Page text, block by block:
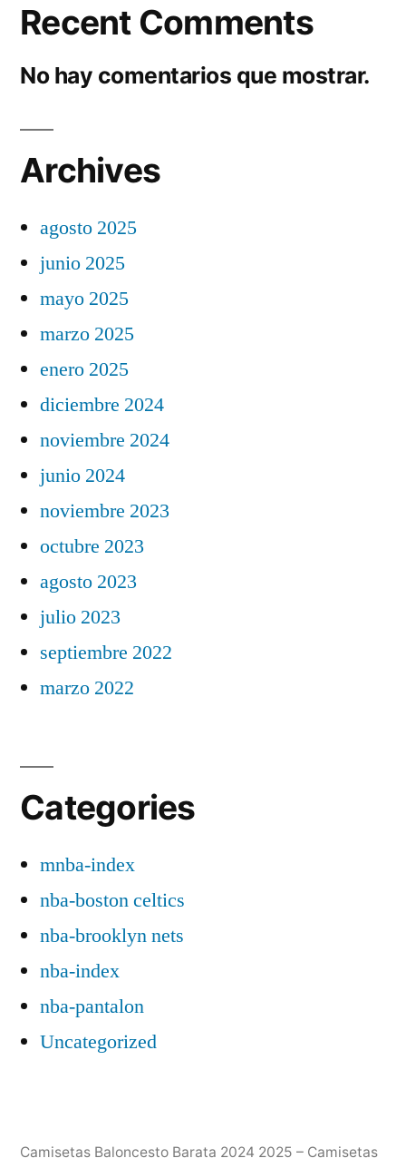
Recent Comments
No hay comentarios que mostrar.
Archives
agosto 2025
junio 2025
mayo 2025
marzo 2025
enero 2025
diciembre 2024
noviembre 2024
junio 2024
noviembre 2023
octubre 2023
agosto 2023
julio 2023
septiembre 2022
marzo 2022
Categories
mnba-index
nba-boston celtics
nba-brooklyn nets
nba-index
nba-pantalon
Uncategorized
Camisetas Baloncesto Barata 2024 2025 – Camisetas